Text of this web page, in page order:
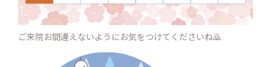
ご来院お間違えないようにお気をつけてくださいね🙇